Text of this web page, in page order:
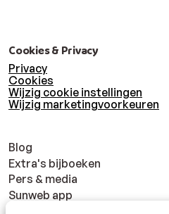
Cookies & Privacy
Privacy
Cookies
Wijzig cookie instellingen
Wijzig marketingvoorkeuren
Blog
Extra's bijboeken
Pers & media
Sunweb app